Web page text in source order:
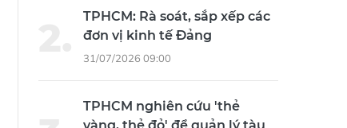
TPHCM: Rà soát, sắp xếp các
đơn vị kinh tế Đảng
TPHCM nghiên cứu 'thẻ
vàng, thẻ đỏ' để quản lý tàu